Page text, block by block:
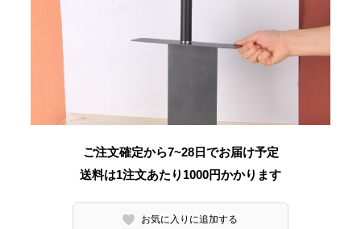
ご注文確定から7~28日でお届け予定
送料は1注文あたり 1000円かかります
お気に入りに追加する